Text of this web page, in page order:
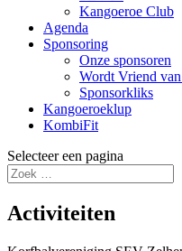
Kangoeroe Club
Agenda
Sponsoring
Onze sponsoren
Wordt Vriend
Sponsorkliks
Kangoeroeklup
KombiFit
Selecteer een pagina
Activiteiten